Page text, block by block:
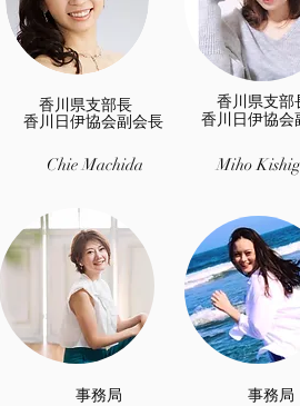
香川県支
香川日伊協会
香川県支部長
香川日伊協会副会長
​Chie Machida Miho
​事務局 ​事務局